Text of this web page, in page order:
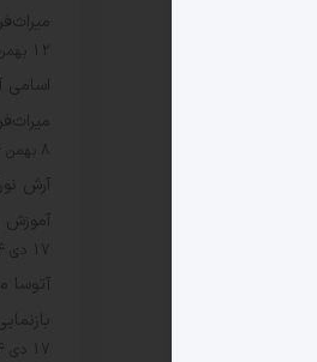
12 بهمن 1404
اسامی
8 بهمن 1404
آرش
17 دی 1404
آتوسا
17 دی 1404